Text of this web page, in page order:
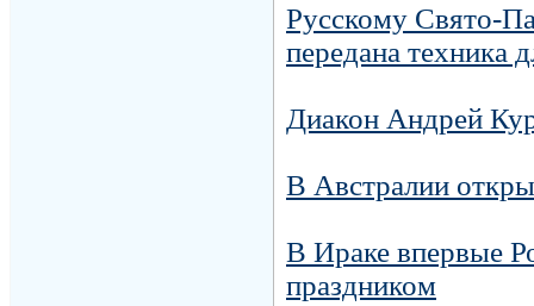
Русскому Свято-
передана техника
Диакон Андрей
В Австралии
В Ираке впервые
праздником